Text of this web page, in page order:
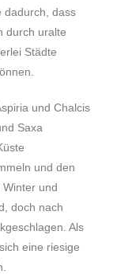
dadurch, dass
durch uralte
Städte
und Chalcis
Saxa
und den
und
doch nach
Als
eine riesige